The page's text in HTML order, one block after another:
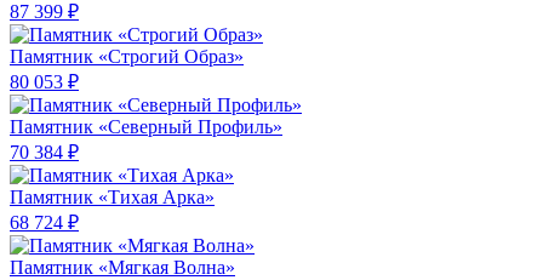
87 399 ₽
Памятник «Строгий Образ»
80 053 ₽
Памятник «Северный Профиль»
70 384 ₽
Памятник «Тихая Арка»
68 724 ₽
Памятник «Мягкая Волна»